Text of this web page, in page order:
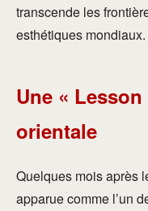
transcende les
esthétiques mondiaux.
Une «
orientale
Quelques mois après
apparue comme l’un